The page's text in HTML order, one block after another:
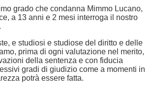
grado che condanna Mimmo Lucano,
a 13 anni e 2 mesi interroga il nostro
e studiosi e studiose del diritto e delle
prima di ogni valutazione nel merito,
della sentenza e con fiducia
gradi di giudizio come a momenti in
potrà essere fatta.